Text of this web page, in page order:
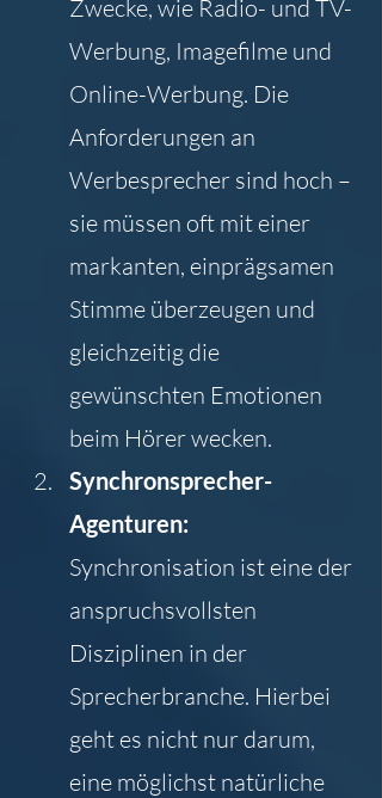
Zwecke, wie Radio- und TV-
Werbung, Imagefilme und
Online-Werbung. Die
Anforderungen an
Werbesprecher sind hoch –
sie müssen oft mit einer
markanten, einprägsamen
Stimme überzeugen und
gleichzeitig die
gewünschten Emotionen
beim Hörer wecken.
Synchronsprecher-
Agenturen:
Synchronisation ist eine der
anspruchsvollsten
Disziplinen in der
Sprecherbranche. Hierbei
geht es nicht nur darum,
eine möglichst natürliche